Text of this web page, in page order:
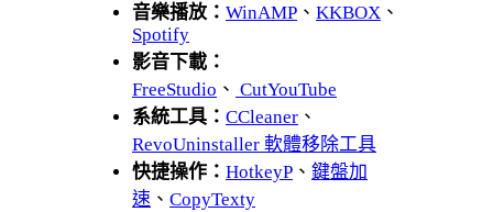
音樂播放： WinAMP 、 KKBOX 、
Spotify
影音下載：
FreeStudio 、 CutYouTube
系統工具： CCleaner 、
RevoUninstaller 軟體移除工具
快捷操作： HotkeyP 、 鍵盤加
速 、 CopyTexty